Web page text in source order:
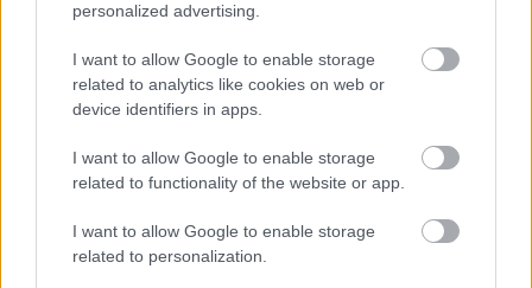
personalized advertising.
I want to allow Google to enable storage
related to analytics like cookies on web or
device identifiers in apps.
I want to allow Google to enable storage
related to functionality of the website or app.
I want to allow Google to enable storage
related to personalization.
Négy-öt hónapon keresztül dolgoztam rajta, de
ezalatt nem csak a rendezői koncepció kialakítására
koncentráltam. Megpróbáltam elmélyülni a
regényben, annak érdekében, hogy a végleges
szövegváltozatban ne az én külső, erőltetett
gondolatom, hanem valóban a regény lényege
legyen benne. Nem egyszerű egy regényt színpadra
alkalmazni, hiszen ha kiragadom a párbeszédeket,
attól még nem lesz belőle színdarab. Egy 500
oldalas regényt kell egy 70-80 oldalas példányba